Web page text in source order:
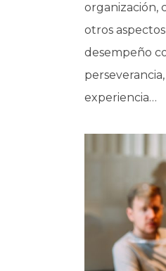
organización,
otros
desempeño
experiencia…